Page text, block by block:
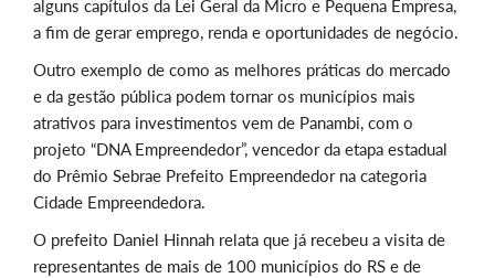
alguns capítulos da Lei Geral da Micro e Pequena Empresa,
a fim de gerar emprego, renda e oportunidades de negócio.
Outro exemplo de como as melhores práticas do mercado
e da gestão pública podem tornar os municípios mais
atrativos para investimentos vem de Panambi, com o
projeto “DNA Empreendedor”, vencedor da etapa estadual
do Prêmio Sebrae Prefeito Empreendedor na categoria
Cidade Empreendedora.
O prefeito Daniel Hinnah relata que já recebeu a visita de
representantes de mais de 100 municípios do RS e de